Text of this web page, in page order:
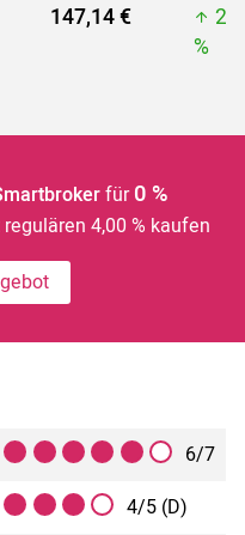
147,14 €
%
für 0 %
4,00 % kaufen
6/7
4/5 (D)